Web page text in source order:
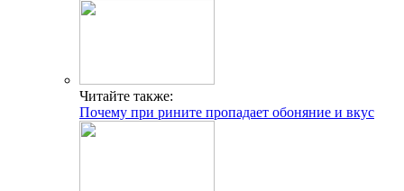
Читайте также:
Почему при рините пропадает обоняние и вкус